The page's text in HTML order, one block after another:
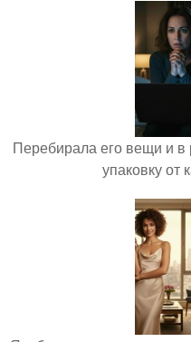
Перебирала его вещи и в
упаковку от